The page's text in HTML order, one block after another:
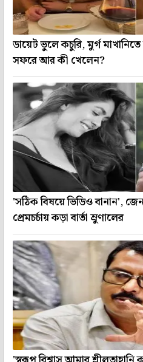
ডায়েট ভুলে কচুরি, মুর্গ
সফরে আর কী খেলেন?
'সঠিক বিষয়ে ভিডিও বানান',
প্রেমচর্চায় কড়া বার্তা ম্রুণালের